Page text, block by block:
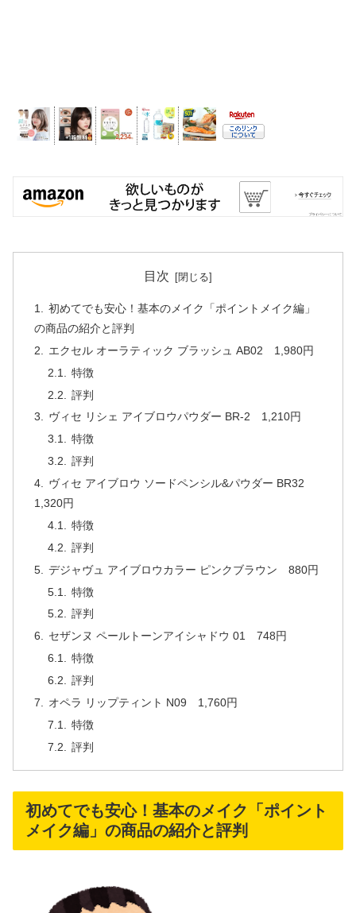
目次
初めてでも安心！基本のメイク「ポイントメイク編」
の商品の紹介と評判
エクセル オーラティック ブラッシュ AB02 1,980円
特徴
評判
ヴィセ リシェ アイブロウパウダー BR-2 1,210円
特徴
評判
ヴィセ アイブロウ ソードペンシル&パウダー BR32
1,320円
特徴
評判
デジャヴュ アイブロウカラー ピンクブラウン 880円
特徴
評判
セザンヌ ペールトーンアイシャドウ 01 748円
特徴
評判
オペラ リップティント N09 1,760円
特徴
評判
初めてでも安心！基本のメイク「ポイント
メイク編」の商品の紹介と評判